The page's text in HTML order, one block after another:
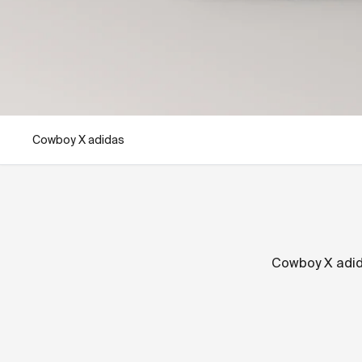
Cowboy X adidas
Cowboy X